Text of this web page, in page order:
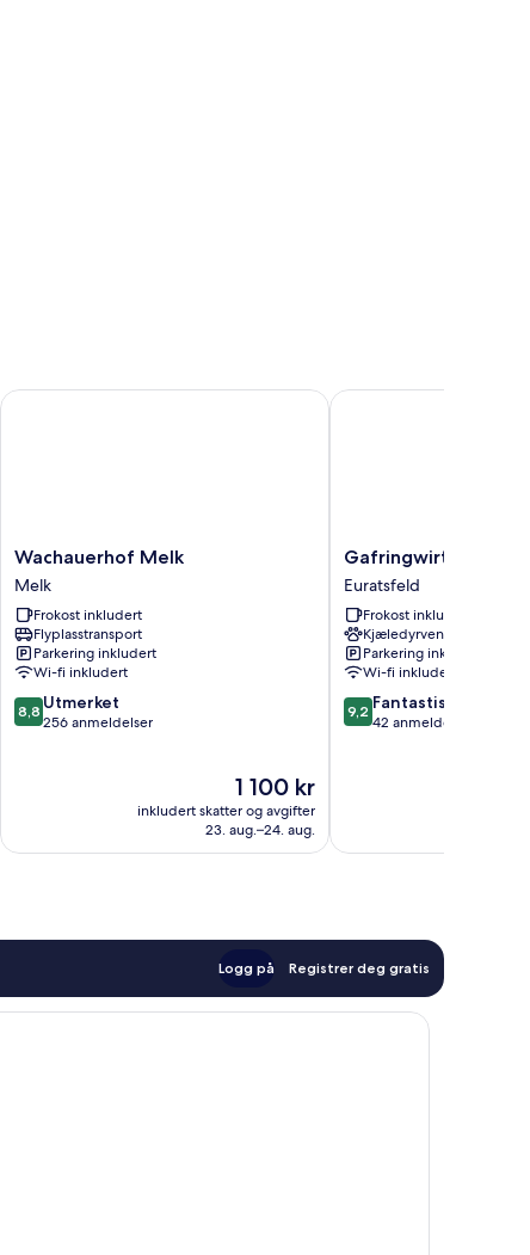
Wachauerhof
Melk
Melk
Wachauerhof Melk
Melk
Frokost inkludert
Flyplasstransport
Parkering inkludert
Wi-fi inkludert
8.8
av
8,8 Utmerket
256 anmeldelser
Prisen
er
1 100 kr
1 100 kr
inkludert skatter og avgifter
23. aug.–24. aug.
Wachauerhof Melk
Gafringwirt
Euratsfeld
Gafringwirt
Euratsfeld
Frokost inkludert
Kjæledyrvennlig
Parkering inkludert
Wi-fi inkludert
9.2
av
9,2 Fantastisk
42 anmeldelser
Gafringwirt
Logg på Registrer deg gratis